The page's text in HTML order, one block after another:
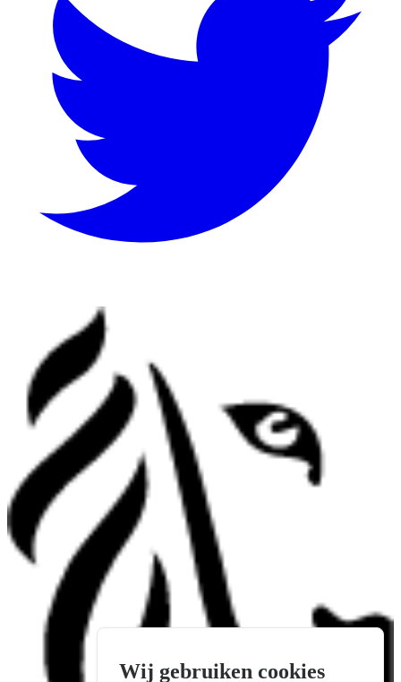
Wij gebruiken cookies